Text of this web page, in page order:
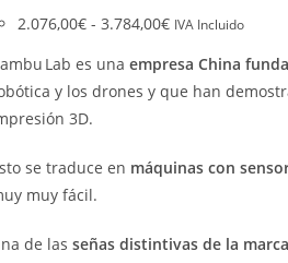
2.076,00€ - 3.784,00€ IVA Incluido
Lab es una empresa China
y los drones y que han
3D.
se traduce en máquinas con
muy fácil.
de las señas distintivas de la